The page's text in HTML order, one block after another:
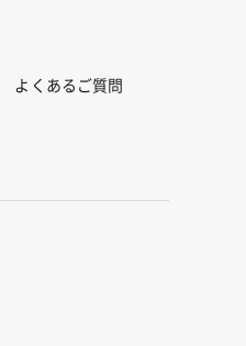
よくあるご質問